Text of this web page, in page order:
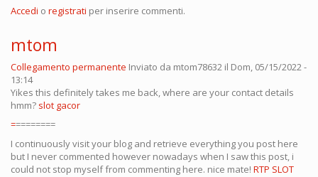
Accedi o registrati per inserire commenti.
mtom
Collegamento permanente Inviato da mtom78632 il Dom, 05/15/2022 -
13:14
Yikes this definitely takes me back, where are your contact details
hmm? slot gacor
=========
I continuously visit your blog and retrieve everything you post here
but I never commented however nowadays when I saw this post, i
could not stop myself from commenting here. nice mate! RTP SLOT